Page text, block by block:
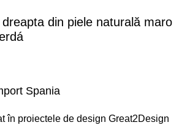
din piele naturală maro
Spania
în proiectele de design Great2Design